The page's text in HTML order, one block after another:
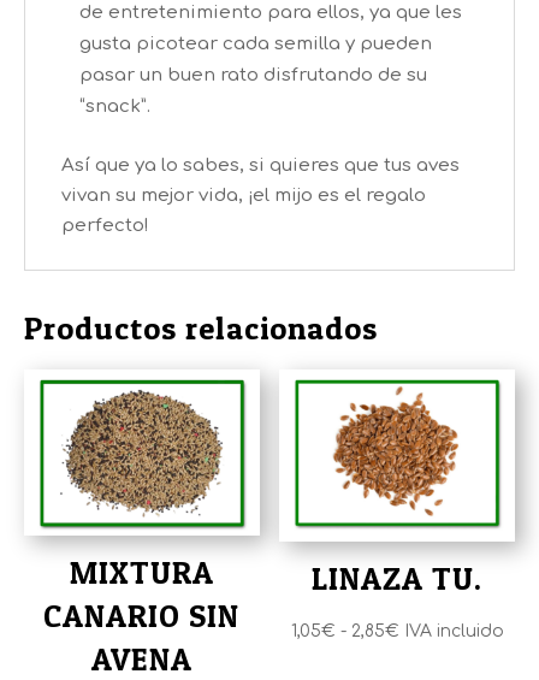
de entretenimiento para ellos, ya que les
gusta picotear cada semilla y pueden
pasar un buen rato disfrutando de su
“snack”.
Así que ya lo sabes, si quieres que tus aves
vivan su mejor vida, ¡el mijo es el regalo
perfecto!
Productos relacionados
MIXTURA
CANARIO SIN
AVENA
LINAZA TU.
1,05€ - 2,85€Rango
IVA incluido